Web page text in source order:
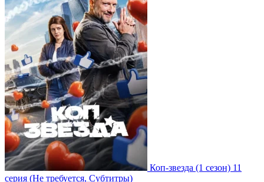
Коп-звезда (1 сезон) 11
серия (Не требуется, Субтитры)